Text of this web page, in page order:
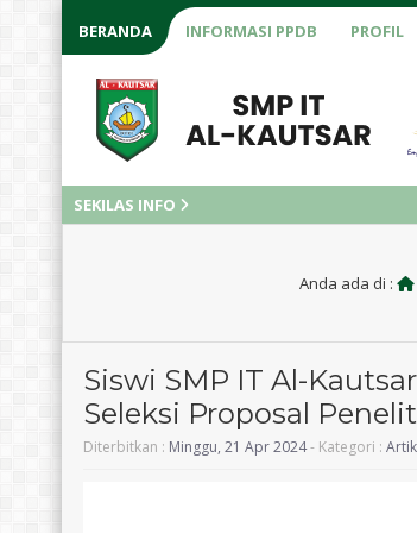
BERANDA INFORMASI PPDB PROFIL
SEKILAS INFO
Anda ada di :
Siswi SMP IT Al-
Seleksi Proposal
Diterbitkan : Minggu, 21 Apr 2024- Kategori :